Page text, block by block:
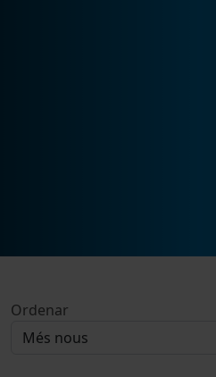
Ordenar